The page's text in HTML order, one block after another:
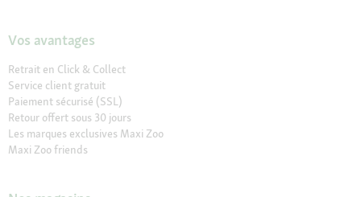
Vos avantages
Retrait en Click & Collect
Service client gratuit
Paiement sécurisé (SSL)
Retour offert sous 30 jours
Les marques exclusives Maxi Zoo
Maxi Zoo friends